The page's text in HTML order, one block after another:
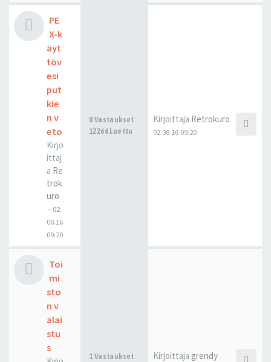
PE
X-k
äyt
töv
esi
put
kie
n v
eto
Kirjo
ittaj
a Re
trok
uro
- 02.
08.16
09:20
0 Vastaukset
12266 Luettu
Kirjoittaja Retrokuro
02.08.16 09:20
Toi
mi
sto
n v
alai
stu
s
1 Vastaukset Kirjoittaja grendy